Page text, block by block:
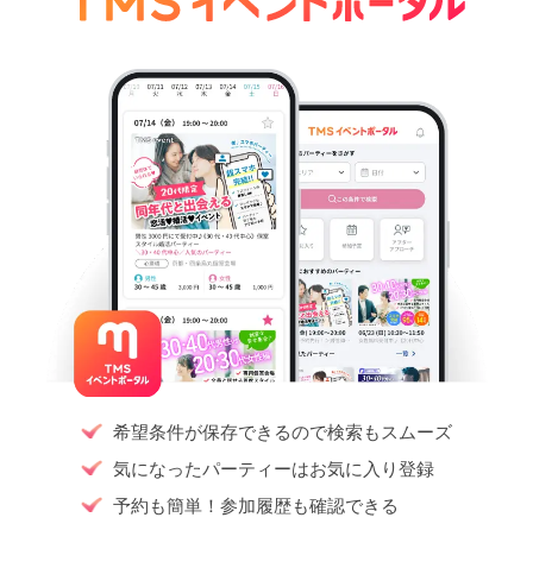
希望条件が保存できるので検索もスムーズ
気になったパーティーはお気に入り登録
予約も簡単！参加履歴も確認できる